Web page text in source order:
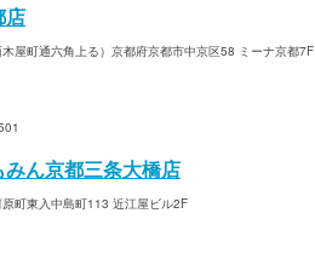
店
屋町通六角上る）京都府京都市中京区58 ミーナ京都7F
ん京都三条大橋店
町東入中島町113 近江屋ビル2F